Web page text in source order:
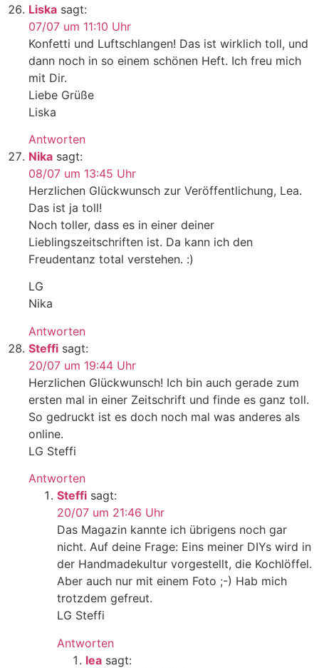
Liska sagt:
07/07 um 11:10 Uhr
Konfetti und Luftschlangen! Das ist wirklich toll, und
dann noch in so einem schönen Heft. Ich freu mich
mit Dir.
Liebe Grüße
Liska
Antworten
Nika sagt:
08/07 um 13:45 Uhr
Herzlichen Glückwunsch zur Veröffentlichung, Lea.
Das ist ja toll!
Noch toller, dass es in einer deiner
Lieblingszeitschriften ist. Da kann ich den
Freudentanz total verstehen. :)
LG
Nika
Antworten
Steffi sagt:
20/07 um 19:44 Uhr
Herzlichen Glückwunsch! Ich bin auch gerade zum
ersten mal in einer Zeitschrift und finde es ganz toll.
So gedruckt ist es doch noch mal was anderes als
online.
LG Steffi
Antworten
Steffi sagt:
20/07 um 21:46 Uhr
Das Magazin kannte ich übrigens noch gar
nicht. Auf deine Frage: Eins meiner DIYs wird in
der Handmadekultur vorgestellt, die Kochlöffel.
Aber auch nur mit einem Foto ;-) Hab mich
trotzdem gefreut.
LG Steffi
Antworten
lea sagt: